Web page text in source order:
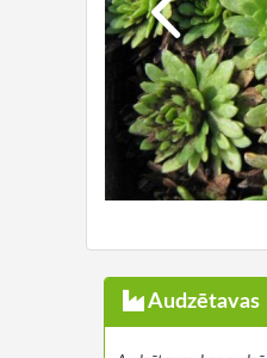
Audzētavas